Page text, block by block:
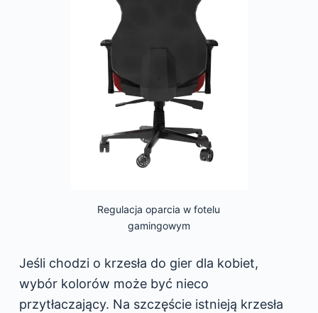
Regulacja oparcia w fotelu
gamingowym
Jeśli chodzi o krzesła do gier dla kobiet,
wybór kolorów może być nieco
przytłaczający. Na szczęście istnieją krzesła